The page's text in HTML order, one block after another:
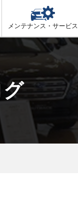
メンテナンス・サービス
ク